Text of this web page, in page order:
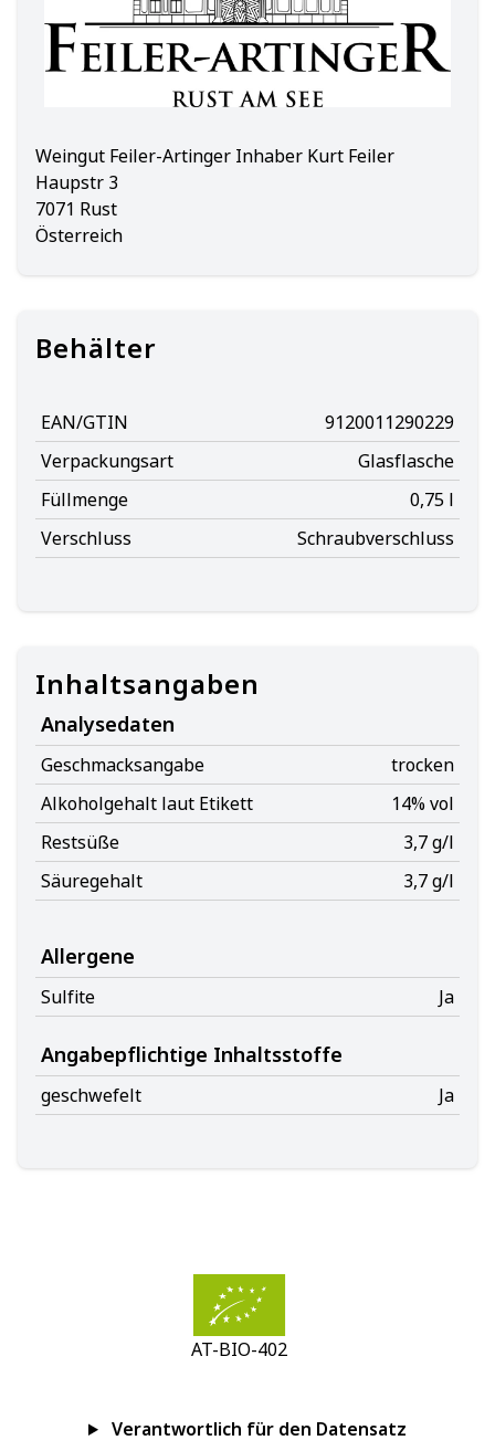
Weingut Feiler-Artinger Inhaber Kurt Feiler
Haupstr 3
7071 Rust
Österreich
Behälter
EAN/GTIN
9120011290229
Verpackungsart
Glasflasche
Füllmenge
0,75 l
Verschluss
Schraubverschluss
Inhaltsangaben
Analysedaten
Geschmacksangabe
trocken
Alkoholgehalt laut Etikett
14% vol
Restsüße
3,7 g/l
Säuregehalt
3,7 g/l
Allergene
Sulfite Ja
Angabepflichtige Inhaltsstoffe
geschwefelt Ja
AT-BIO-402
Verantwortlich für den Datensatz